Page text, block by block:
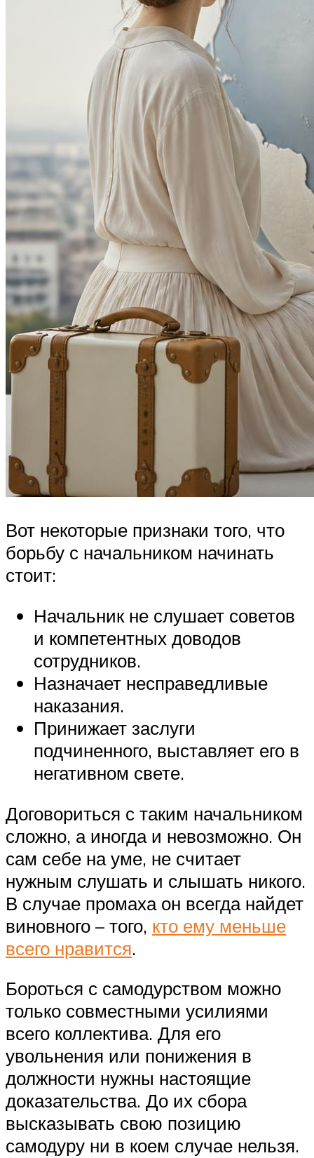
Вот некоторые признаки того, что
борьбу с начальником начинать
стоит:
Начальник не слушает советов
и компетентных доводов
сотрудников.
Назначает несправедливые
наказания.
Принижает заслуги
подчиненного, выставляет его в
негативном свете.
Договориться с таким начальником
сложно, а иногда и невозможно. Он
сам себе на уме, не считает
нужным слушать и слышать никого.
В случае промаха он всегда найдет
виновного – того, кто ему меньше
всего нравится.
Бороться с самодурством можно
только совместными усилиями
всего коллектива. Для его
увольнения или понижения в
должности нужны настоящие
доказательства. До их сбора
высказывать свою позицию
самодуру ни в коем случае нельзя.